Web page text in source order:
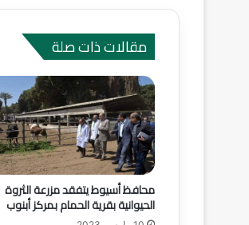
مقالات ذات صلة
محافظ أسيوط يتفقد مزرعة الثروة
الحيوانية بقرية الحمام بمركز أبنوب